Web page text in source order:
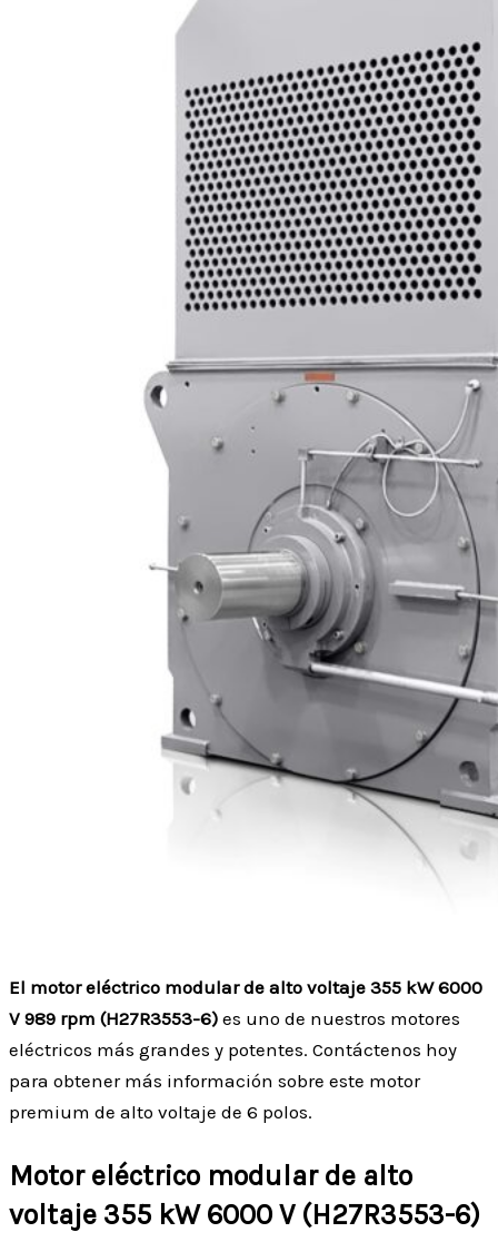
El motor eléctrico modular de alto voltaje 355 kW 6000
V 989 rpm (H27R3553-6) es uno de nuestros motores
eléctricos más grandes y potentes. Contáctenos hoy
para obtener más información sobre este motor
premium de alto voltaje de 6 polos.
Motor eléctrico modular de alto
voltaje 355 kW 6000 V (H27R3553-6)